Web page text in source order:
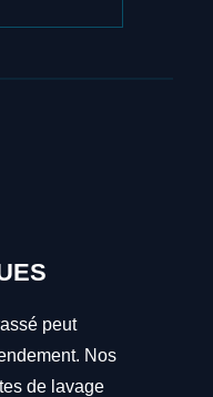
peut
Nos
de lavage